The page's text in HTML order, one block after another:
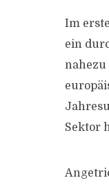
Im
ein
nahezu
Sektor